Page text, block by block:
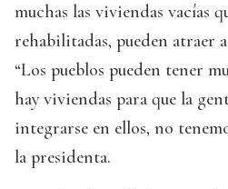
muchas las viviendas vacías
rehabilitadas, pueden atraer
“Los pueblos pueden tener
hay viviendas para que la
integrarse en ellos, no
la presidenta.